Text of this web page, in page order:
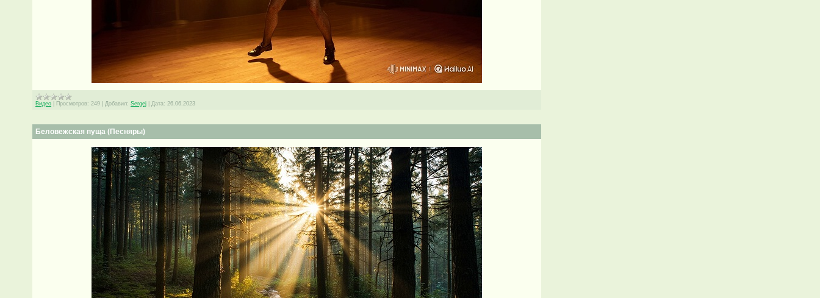
Видео Просмотров: 249 |Добавил: Sergej |Дата: 26.06.2023
Беловежская пуща (Песняры)